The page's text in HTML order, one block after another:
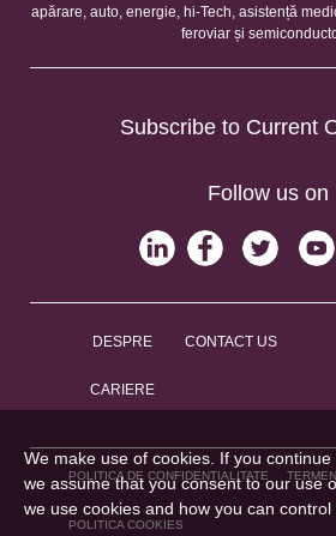
apărare, auto, energie, hi-Tech, asistență
feroviar și
Subscribe to Current
Follow us on
DESPRE CONTACT US
CARIERE
POLITICA DE CONFIDENȚIALITATE
POLITICA COOKIES
We make use of cookies. If you continue
we assume that you consent to our use
we use cookies and how you can control